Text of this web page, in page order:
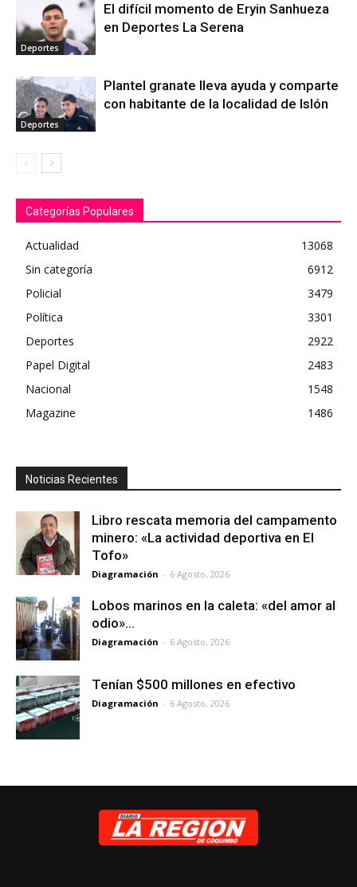
Deportes
El difícil momento de Eryin Sanhueza
en Deportes La Serena
Deportes
Plantel granate lleva ayuda y comparte
con habitante de la localidad de Islón
Categorías Populares
Actualidad
13068
Sin categoría
6912
Policial
3479
Política
3301
Deportes
2922
Papel Digital
2483
Nacional
1548
Magazine
1486
Noticias Recientes
Libro rescata memoria del campamento
minero: «La actividad deportiva en El
Tofo»
Diagramación - 6 Agosto, 2026
Lobos marinos en la caleta: «del amor al
odio»…
Diagramación - 6 Agosto, 2026
Tenían $500 millones en efectivo
Diagramación - 6 Agosto, 2026